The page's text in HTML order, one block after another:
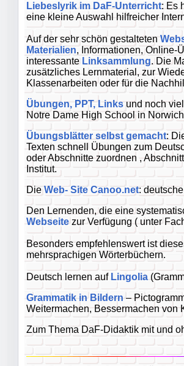
Liebeslyrik im DaF-Unterricht: Es
eine kleine Auswahl hilfreicher
Auf der sehr schön gestalteten
Materialien, Informationen, Online-
interessante Linksammlung. Die
zusätzliches Lernmaterial, zur
Klassenarbeiten oder für die
Übungen, PPT, Links und noch
Notre Dame High School in
Übungsblätter selbst gemacht:
Texten schnell Übungen zum
oder Abschnitte zuordnen ,
Institut.
Die Web- Site Canoo.net:
Den Lernenden, die eine
Webseite zur Verfügung ( unter
Besonders empfehlenswert ist
mehrsprachigen Wörterbüchern.
Deutsch lernen auf Lingolia
Grammatik in Bildern –
Weitermachen, Bessermachen von
Zum Thema DaF-Didaktik mit und